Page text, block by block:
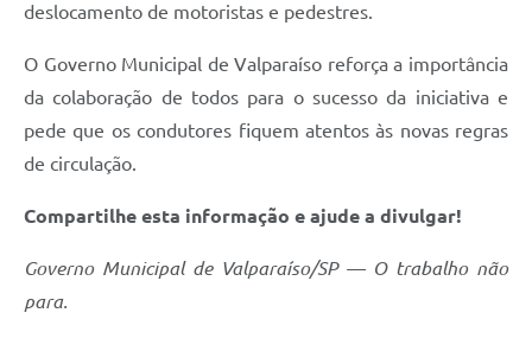
Agenda
SIC
Notícias
deslocamento de motoristas e pedestres.
O Governo Municipal de Valparaíso reforça a importância
da colaboração de todos para o sucesso da iniciativa e
pede que os condutores fiquem atentos às novas regras
de circulação.
Compartilhe esta informação e ajude a divulgar!
Governo Municipal de Valparaíso/SP — O trabalho não
para.